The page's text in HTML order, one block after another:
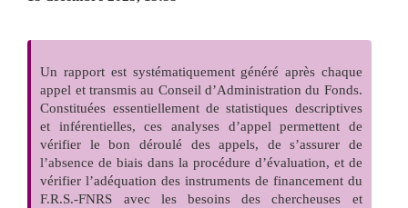
Un rapport est systématiquement généré après chaque
appel et transmis au Conseil d’Administration du Fonds.
Constituées essentiellement de statistiques descriptives
et inférentielles, ces analyses d’appel permettent de
vérifier le bon déroulé des appels, de s’assurer de
l’absence de biais dans la procédure d’évaluation, et de
vérifier l’adéquation des instruments de financement du
F.R.S.-FNRS avec les besoins des chercheuses et